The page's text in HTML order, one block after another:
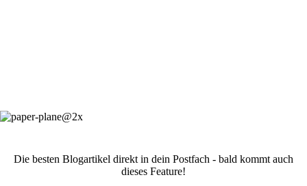
Die besten Blogartikel direkt in dein Postfach - bald kommt auch
dieses Feature!